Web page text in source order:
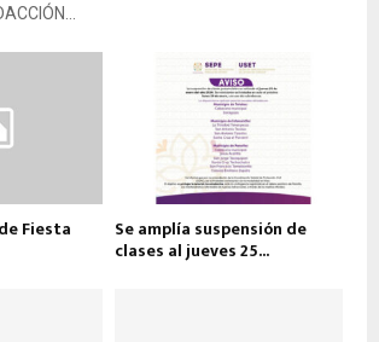
Fiesta Se amplía suspensión de
clases al jueves 25...